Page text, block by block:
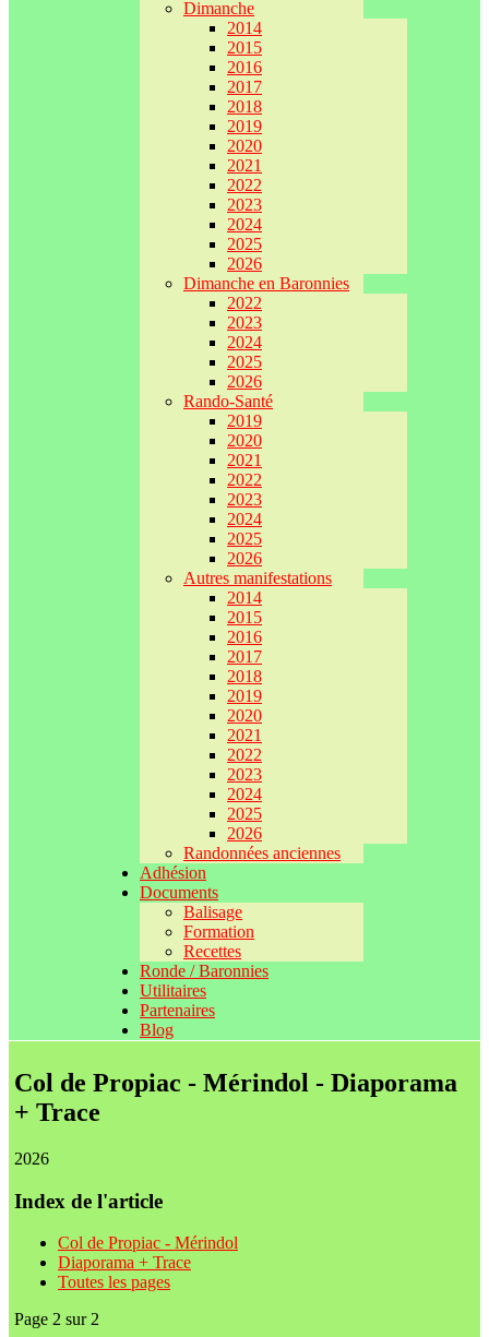
Dimanche
2014
2015
2016
2017
2018
2019
2020
2021
2022
2023
2024
2025
2026
Dimanche en Baronnies
2022
2023
2024
2025
2026
Rando-Santé
2019
2020
2021
2022
2023
2024
2025
2026
Autres manifestations
2014
2015
2016
2017
2018
2019
2020
2021
2022
2023
2024
2025
2026
Randonnées anciennes
Adhésion
Documents
Balisage
Formation
Recettes
Ronde / Baronnies
Utilitaires
Partenaires
Blog
Col de Propiac - Mérindol - Diaporama
+ Trace
2026
Index de l'article
Col de Propiac - Mérindol
Diaporama + Trace
Toutes les pages
Page 2 sur 2